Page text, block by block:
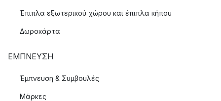
Έπιπλα εξωτερικού χώρου και έπιπλα κήπου
Δωροκάρτα
ΈΜΠΝΕΥΣΗ
Έμπνευση & Συμβουλές
Μάρκες